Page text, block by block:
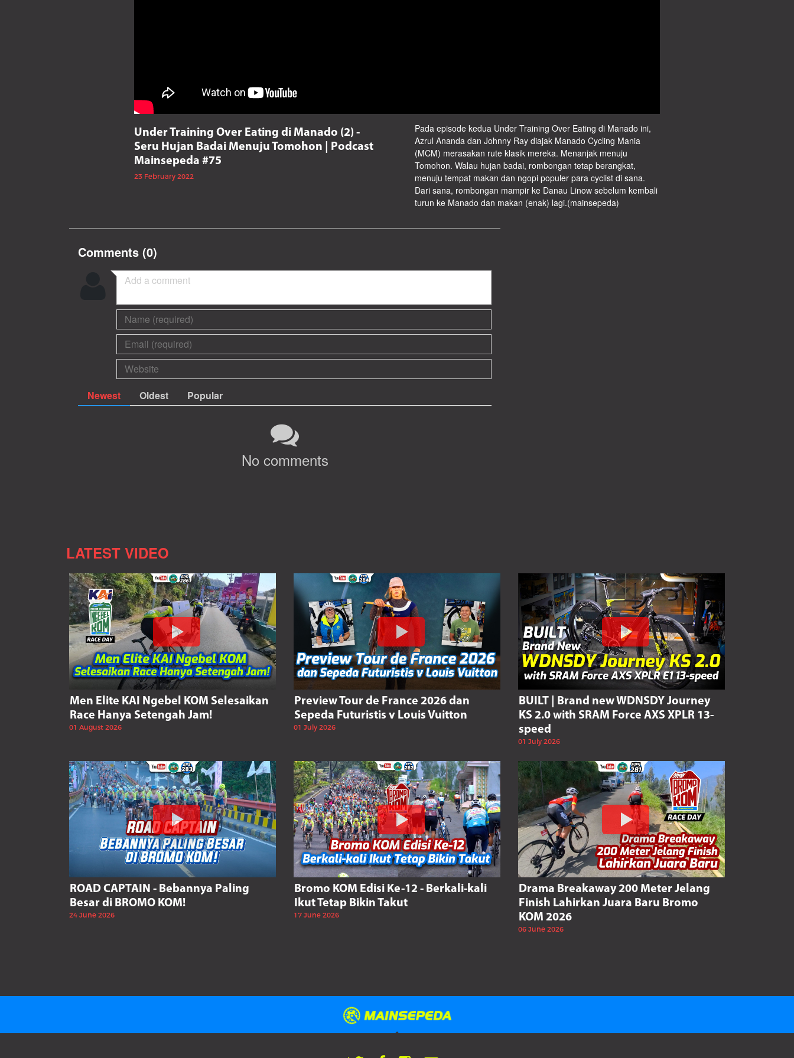
Under Training Over Eating di Manado (2) -
Seru Hujan Badai Menuju Tomohon | Podcast
Mainsepeda #75
23 February 2022
Pada episode kedua Under Training Over Eating di Manado ini,
Azrul Ananda dan Johnny Ray diajak Manado Cycling Mania
(MCM) merasakan rute klasik mereka. Menanjak menuju
Tomohon. Walau hujan badai, rombongan tetap berangkat,
menuju tempat makan dan ngopi populer para cyclist di sana.
Dari sana, rombongan mampir ke Danau Linow sebelum kembali
turun ke Manado dan makan (enak) lagi.(mainsepeda)
Comments (0)
Newest Oldest Popular
No comments
LATEST VIDEO
Men Elite KAI Ngebel KOM Selesaikan
Race Hanya Setengah Jam!
01 August 2026
Preview Tour de France 2026 dan
Sepeda Futuristis v Louis Vuitton
01 July 2026
BUILT | Brand new WDNSDY Journey
KS 2.0 with SRAM Force AXS XPLR 13-
speed
01 July 2026
ROAD CAPTAIN - Bebannya Paling
Besar di BROMO KOM!
24 June 2026
Bromo KOM Edisi Ke-12 - Berkali-kali
Ikut Tetap Bikin Takut
17 June 2026
Drama Breakaway 200 Meter Jelang
Finish Lahirkan Juara Baru Bromo
KOM 2026
06 June 2026